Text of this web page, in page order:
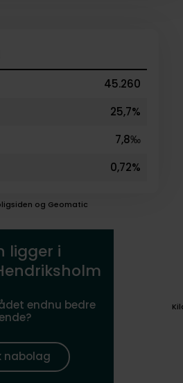
45.260
25,7%
7,8‰
0,72%
og Geomatic
ligger i
endnu bedre
nabolag